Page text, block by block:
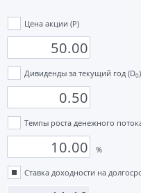
Цена акции (P)
Дивиденды за текущий год (D0)
Темпы роста денежного
%
Ставка доходности на